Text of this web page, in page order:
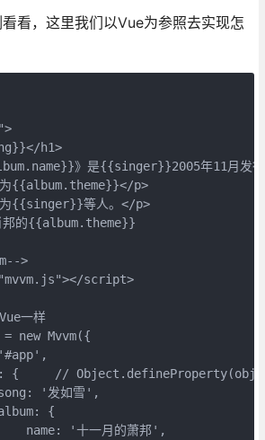
看，这里我们以Vue为参照去实现怎
h1>
》是{{singer}}2005年11月发
{{album.theme}}</p>
{{singer}}等人。</p>
的{{album.theme}}
>
script>
一样
new Mvvm({
{     // Object.defineProperty(obj,
'发如雪',
{
name: '十一月的萧邦',